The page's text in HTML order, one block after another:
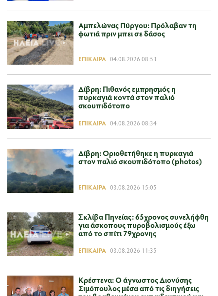
Αμπελώνας Πύργου: Πρόλαβαν τη
φωτιά πριν μπει σε δάσος
ΕΠΊΚΑΙΡΑ 04.08.2026 08:53
Δίβρη: Πιθανός εμπρησμός η
πυρκαγιά κοντά στον παλιό
σκουπιδότοπο
ΕΠΊΚΑΙΡΑ 04.08.2026 08:34
Δίβρη: Οριοθετήθηκε η πυρκαγιά
στον παλιό σκουπιδότοπο (photos)
ΕΠΊΚΑΙΡΑ 03.08.2026 15:05
Σκλίβα Πηνείας: 65χρονος συνελήφθη
για άσκοπους πυροβολισμούς έξω
από το σπίτι 79χρονης
ΕΠΊΚΑΙΡΑ 03.08.2026 11:35
Κρέστενα: Ο άγνωστος Διονύσης
Σιμόπουλος μέσα από τις διηγήσεις